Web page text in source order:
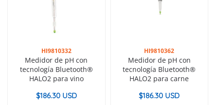
HI9810332
Medidor de pH con
tecnología Bluetooth®
HALO2 para vino
$186.30 USD
HI9810362
Medidor de pH con
tecnología Bluetooth®
HALO2 para carne
$186.30 USD